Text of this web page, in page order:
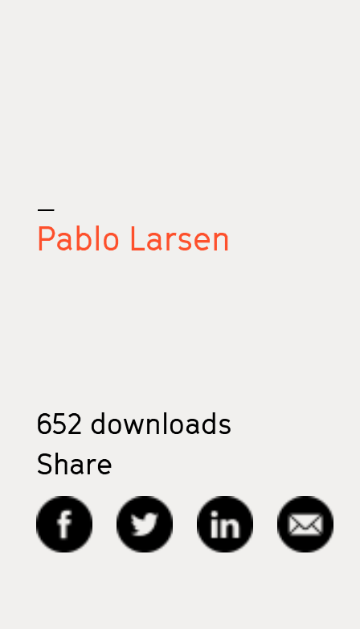
_
Pablo Larsen
652 downloads
Share